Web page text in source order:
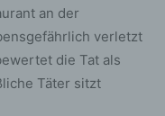
an der
verletzt
die Tat als
Täter sitzt